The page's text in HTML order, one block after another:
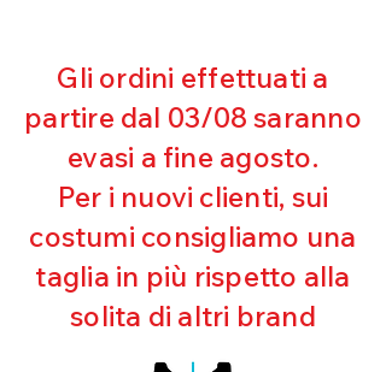
Resistente al pilling
Eccellente protezione dai raggi
UV
Ottima copertura
Ultra cloro resistente
Mantenimento della forma
Perfetta vestibilità
Asciugatura rapida
Bielastico
Gli ordini effettuati a
partire dal 03/08 saranno
evasi a fine agosto.
Per i nuovi clienti, sui
costumi consigliamo una
taglia in più rispetto alla
solita di altri brand